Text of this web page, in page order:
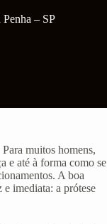
– SP
muitos homens,
e até à forma como se
A boa
imediata: a prótese